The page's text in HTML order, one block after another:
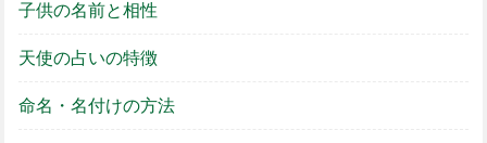
子供の名前と相性
天使の占いの特徴
命名・名付けの方法